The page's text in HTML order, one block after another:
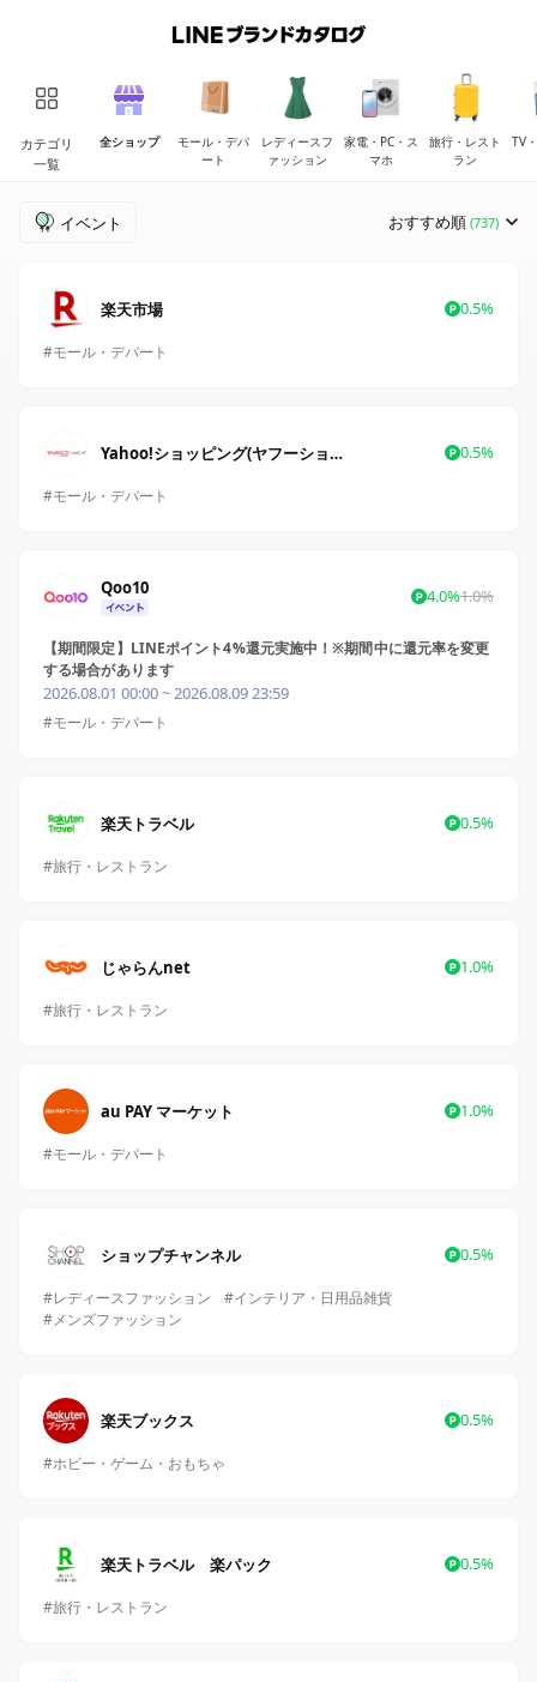
カテゴリ
一覧
全ショップ
モール・デパ
ート
レディースフ
ァッション
家電・PC・ス
マホ
旅行・レスト
ラン
TV
イベント おすすめ順 (737)
楽天市場 0.5%
#モール・デパート
Yahoo!ショッピング(ヤフーショッピング) 0.5%
#モール・デパート
Qoo10 4.0%1.0%
【期間限定】LINEポイント4%還元実施中！※期間中に還元率を変更
する場合があります
2026.08.01 00:00 ~ 2026.08.09 23:59
#モール・デパート
楽天トラベル 0.5%
#旅行・レストラン
じゃらんnet 1.0%
#旅行・レストラン
au PAY マーケット 1.0%
#モール・デパート
ショップチャンネル 0.5%
#レディースファッション
#インテリア・日用品雑貨
#メンズファッション
楽天ブックス 0.5%
#ホビー・ゲーム・おもちゃ
楽天トラベル 楽パック 0.5%
#旅行・レストラン